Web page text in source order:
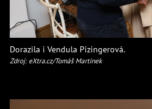
Dorazila i Vendula Pizingerová.
Zdroj: eXtra.cz/Tomáš Martínek